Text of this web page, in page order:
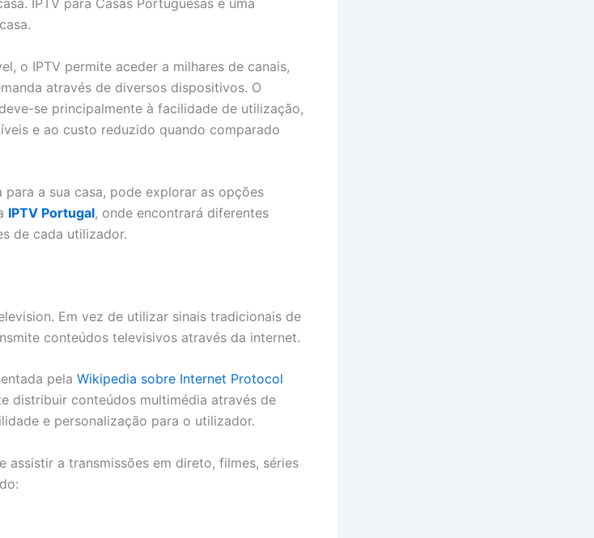
IPTV para Casas Portuguesas é uma
o IPTV permite aceder a milhares de canais,
através de diversos dispositivos. O
deve-se principalmente à facilidade de utilização,
e ao custo reduzido quando comparado
a sua casa, pode explorar as opções
IPTV Portugal, onde encontrará diferentes
de cada utilizador.
Em vez de utilizar sinais tradicionais de
conteúdos televisivos através da internet.
pela Wikipedia sobre Internet Protocol
distribuir conteúdos multimédia através de
e personalização para o utilizador.
assistir a transmissões em direto, filmes, séries